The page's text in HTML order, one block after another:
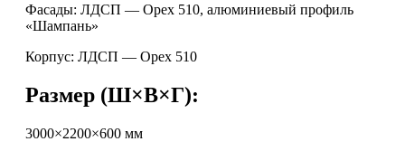
Фасады: ЛДСП — Орех 510, алюминиевый профиль
«Шампань»
Корпус: ЛДСП — Орех 510
Размер (Ш×В×Г):
3000×2200×600 мм